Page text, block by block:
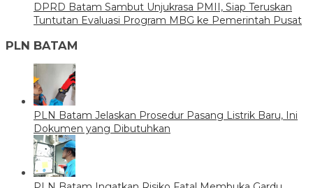
DPRD Batam Sambut Unjukrasa PMII, Siap Teruskan
Tuntutan Evaluasi Program MBG ke Pemerintah Pusat
PLN BATAM
PLN Batam Jelaskan Prosedur Pasang Listrik Baru, Ini
Dokumen yang Dibutuhkan